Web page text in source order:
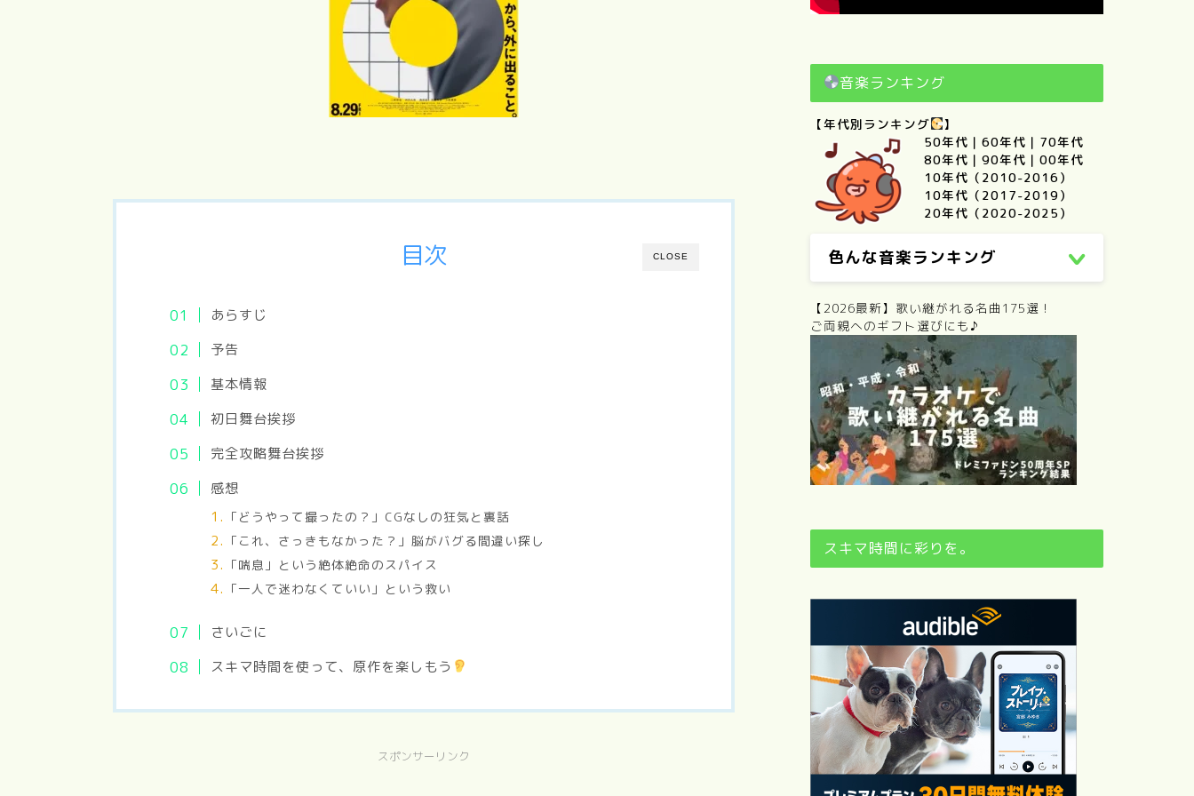
CLOSE
目次
あらすじ
予告
基本情報
初日舞台挨拶
完全攻略舞台挨拶
感想
「どうやって撮ったの？」CGなしの狂気と裏話
「これ、さっきもなかった？」脳がバグる間違い探し
「喘息」という絶体絶命のスパイス
「一人で迷わなくていい」という救い
さいごに
スキマ時間を使って、原作を楽しもう
スポンサーリンク
音楽ランキング
【年代別ランキング
】
50年代 ｜ 60年代 ｜ 70年代
80年代 ｜ 90年代 ｜ 00年代
10年代（2010-2016）
10年代（2017-2019）
20年代（2020-2025）
色んな音楽ランキング
【2026最新】歌い継がれる名曲175選！
ご両親へのギフト選びにも♪
スキマ時間に彩りを。